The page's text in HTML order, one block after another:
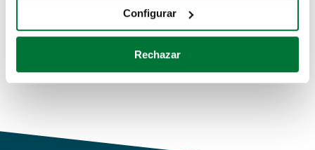
Identificar su dispositivo analizándolo activamente
para buscar características específicas (huellas
Obtenga más información sobre cómo se procesan sus
de cookies.
Configurar
Rechazar